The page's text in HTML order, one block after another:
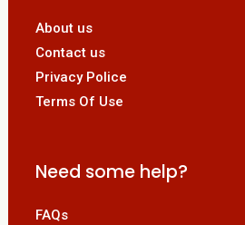
About us
Contact us
Privacy Police
Terms Of Use
Need some help?
FAQs